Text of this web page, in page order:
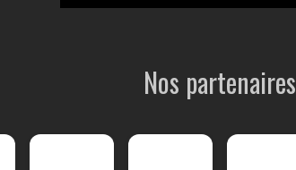
Nos partenaires